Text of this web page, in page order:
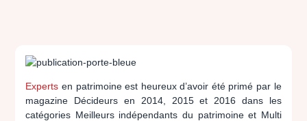
Experts en patrimoineest heureux d’avoir été primé par le
magazine Décideurs en 2014, 2015 et 2016 dans les
catégories Meilleurs indépendants du patrimoine et Multi